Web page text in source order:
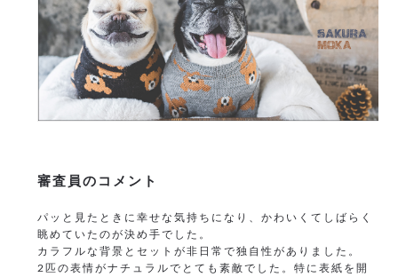
審査員のコメント
パッと見たときに幸せな気持ちになり、かわいくてしばらく
眺めていたのが決め手でした。
カラフルな背景とセットが非日常で独自性がありました。
2匹の表情がナチュラルでとても素敵でした。特に表紙を開